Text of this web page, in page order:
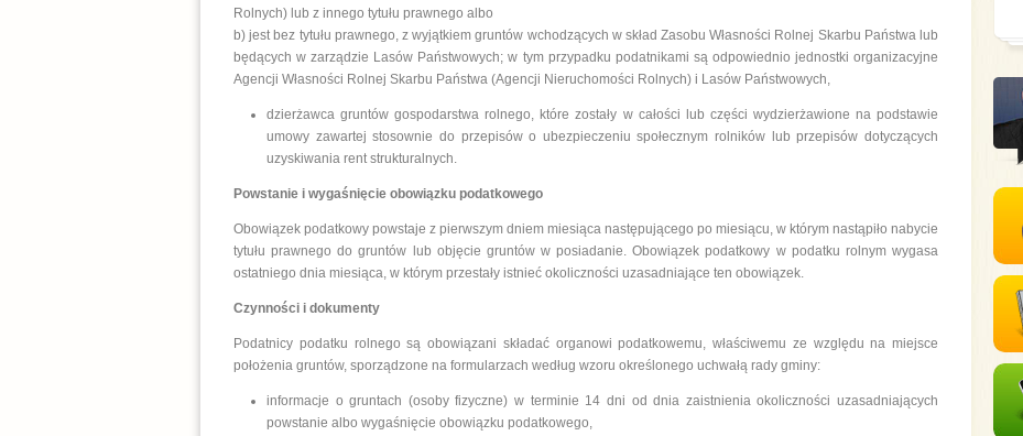
Rolnych) lub z innego tytułu prawnego albo
b) jest bez tytułu prawnego, z wyjątkiem gruntów wchodzących w skład Zasobu Własności Rolnej Skarbu Państwa lub
będących w zarządzie Lasów Państwowych; w tym przypadku podatnikami są odpowiednio jednostki organizacyjne
Agencji Własności Rolnej Skarbu Państwa (Agencji Nieruchomości Rolnych) i Lasów Państwowych,
dzierżawca gruntów gospodarstwa rolnego, które zostały w całości lub części wydzierżawione na podstawie
umowy zawartej stosownie do przepisów o ubezpieczeniu społecznym rolników lub przepisów dotyczących
uzyskiwania rent strukturalnych.
Powstanie i wygaśnięcie obowiązku podatkowego
Obowiązek podatkowy powstaje z pierwszym dniem miesiąca następującego po miesiącu, w którym nastąpiło nabycie
tytułu prawnego do gruntów lub objęcie gruntów w posiadanie. Obowiązek podatkowy w podatku rolnym wygasa
ostatniego dnia miesiąca, w którym przestały istnieć okoliczności uzasadniające ten obowiązek.
Czynności i dokumenty
Podatnicy podatku rolnego są obowiązani składać organowi podatkowemu, właściwemu ze względu na miejsce
położenia gruntów, sporządzone na formularzach według wzoru określonego uchwałą rady gminy:
informacje o gruntach (osoby fizyczne) w terminie 14 dni od dnia zaistnienia okoliczności uzasadniających
powstanie albo wygaśnięcie obowiązku podatkowego,